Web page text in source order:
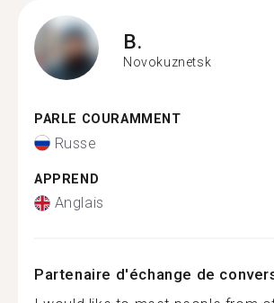
B.
Novokuznetsk
PARLE COURAMMENT
Russe
APPREND
Anglais
Partenaire d'échange de